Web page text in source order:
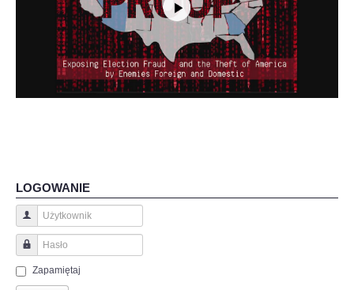
LOGOWANIE
Użytkownik
Hasło
Zapamiętaj